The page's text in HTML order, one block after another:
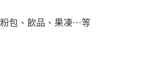
包、飲品、果凍…等